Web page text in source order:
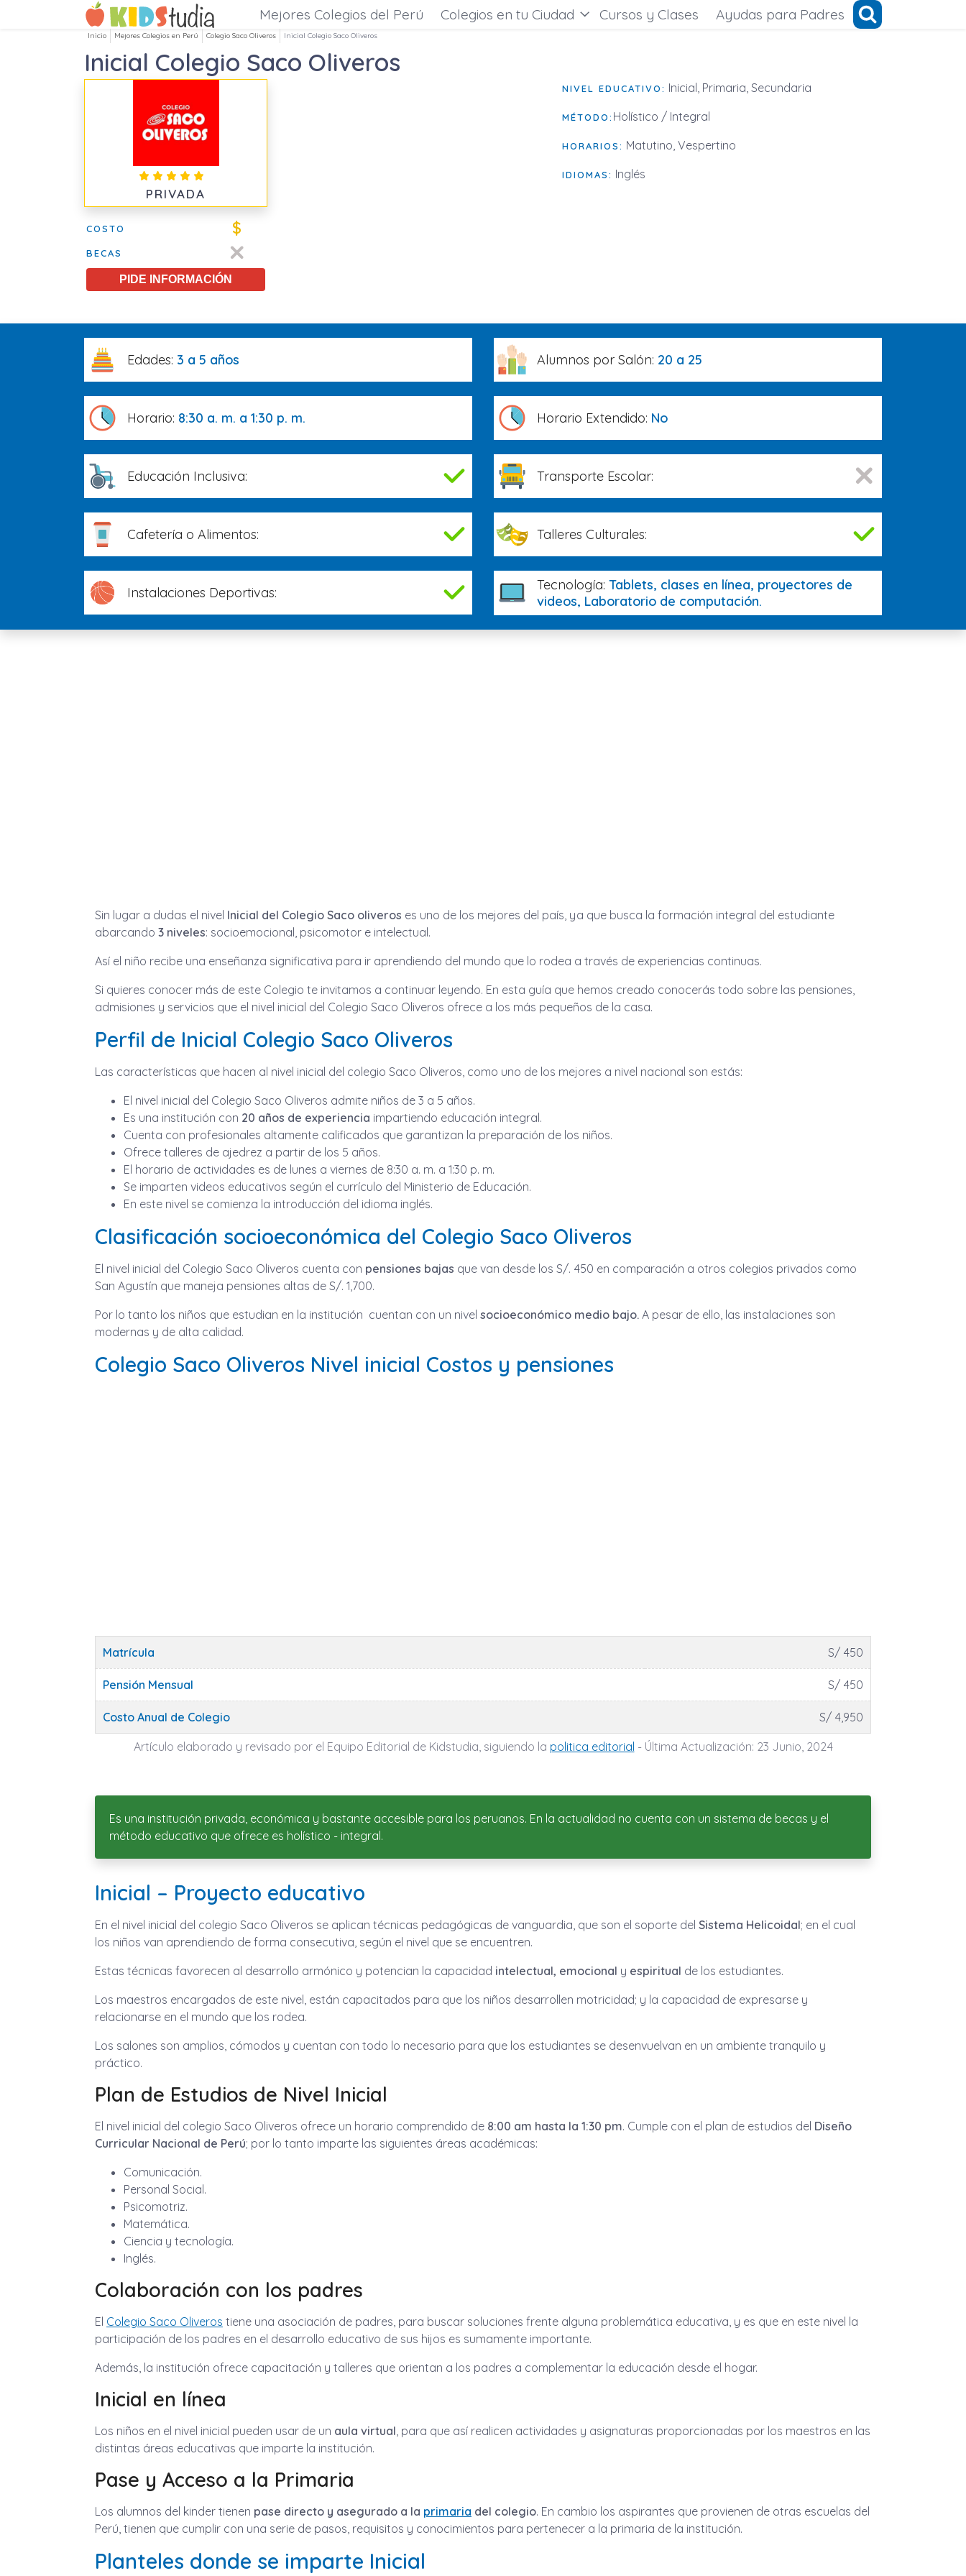
Mejores Colegios del Perú Colegios en tu Ciudad Cursos y Clases Ayudas para Padres
Inicio Mejores Colegios en Perú Colegio Saco Oliveros Inicial Colegio Saco Oliveros
Inicial Colegio Saco Oliveros
PRIVADA
COSTO $
BECAS
PIDE INFORMACIÓN
NIVEL EDUCATIVO: Inicial, Primaria, Secundaria
MÉTODO: Holístico / Integral
HORARIOS: Matutino, Vespertino
IDIOMAS: Inglés
Edades: 3 a 5 años Alumnos por Salón: 20 a 25
Horario: 8:30 a. m. a 1:30 p. m. Horario Extendido: No
Educación Inclusiva: Transporte Escolar:
Cafetería o Alimentos: Talleres Culturales:
Instalaciones Deportivas: Tecnología: Tablets, clases en línea, proyectores de
videos, Laboratorio de computación.
Sin lugar a dudas el nivel Inicial del Colegio Saco oliveros es uno de los mejores del país, ya que busca la formación integral del estudiante
abarcando 3 niveles: socioemocional, psicomotor e intelectual.
Así el niño recibe una enseñanza significativa para ir aprendiendo del mundo que lo rodea a través de experiencias continuas.
Si quieres conocer más de este Colegio te invitamos a continuar leyendo. En esta guía que hemos creado conocerás todo sobre las pensiones,
admisiones y servicios que el nivel inicial del Colegio Saco Oliveros ofrece a los más pequeños de la casa.
Perfil de Inicial Colegio Saco Oliveros
Las características que hacen al nivel inicial del colegio Saco Oliveros, como uno de los mejores a nivel nacional son estás:
El nivel inicial del Colegio Saco Oliveros admite niños de 3 a 5 años.
Es una institución con 20 años de experiencia impartiendo educación integral.
Cuenta con profesionales altamente calificados que garantizan la preparación de los niños.
Ofrece talleres de ajedrez a partir de los 5 años.
El horario de actividades es de lunes a viernes de 8:30 a. m. a 1:30 p. m.
Se imparten videos educativos según el currículo del Ministerio de Educación.
En este nivel se comienza la introducción del idioma inglés.
Clasificación socioeconómica del Colegio Saco Oliveros
El nivel inicial del Colegio Saco Oliveros cuenta con pensiones bajas que van desde los S/. 450 en comparación a otros colegios privados como
San Agustín que maneja pensiones altas de S/. 1,700.
Por lo tanto los niños que estudian en la institución cuentan con un nivel socioeconómico medio bajo. A pesar de ello, las instalaciones son
modernas y de alta calidad.
Colegio Saco Oliveros Nivel inicial Costos y pensiones
Matrícula S/ 450
Pensión Mensual S/ 450
Costo Anual de Colegio S/ 4,950
Artículo elaborado y revisado por el Equipo Editorial de Kidstudia, siguiendo la politica editorial - Última Actualización: 23 Junio, 2024
Es una institución privada, económica y bastante accesible para los peruanos. En la actualidad no cuenta con un sistema de becas y el
método educativo que ofrece es holístico - integral.
Inicial – Proyecto educativo
En el nivel inicial del colegio Saco Oliveros se aplican técnicas pedagógicas de vanguardia, que son el soporte del Sistema Helicoidal; en el cual
los niños van aprendiendo de forma consecutiva, según el nivel que se encuentren.
Estas técnicas favorecen al desarrollo armónico y potencian la capacidad intelectual, emocional y espiritual de los estudiantes.
Los maestros encargados de este nivel, están capacitados para que los niños desarrollen motricidad; y la capacidad de expresarse y
relacionarse en el mundo que los rodea.
Los salones son amplios, cómodos y cuentan con todo lo necesario para que los estudiantes se desenvuelvan en un ambiente tranquilo y
práctico.
Plan de Estudios de Nivel Inicial
El nivel inicial del colegio Saco Oliveros ofrece un horario comprendido de 8:00 am hasta la 1:30 pm. Cumple con el plan de estudios del Diseño
Curricular Nacional de Perú; por lo tanto imparte las siguientes áreas académicas:
Comunicación.
Personal Social.
Psicomotriz.
Matemática.
Ciencia y tecnología.
Inglés.
Colaboración con los padres
El Colegio Saco Oliveros tiene una asociación de padres, para buscar soluciones frente alguna problemática educativa, y es que en este nivel la
participación de los padres en el desarrollo educativo de sus hijos es sumamente importante.
Además, la institución ofrece capacitación y talleres que orientan a los padres a complementar la educación desde el hogar.
Inicial en línea
Los niños en el nivel inicial pueden usar de un aula virtual, para que así realicen actividades y asignaturas proporcionadas por los maestros en las
distintas áreas educativas que imparte la institución.
Pase y Acceso a la Primaria
Los alumnos del kinder tienen pase directo y asegurado a la primaria del colegio. En cambio los aspirantes que provienen de otras escuelas del
Perú, tienen que cumplir con una serie de pasos, requisitos y conocimientos para pertenecer a la primaria de la institución.
Planteles donde se imparte Inicial